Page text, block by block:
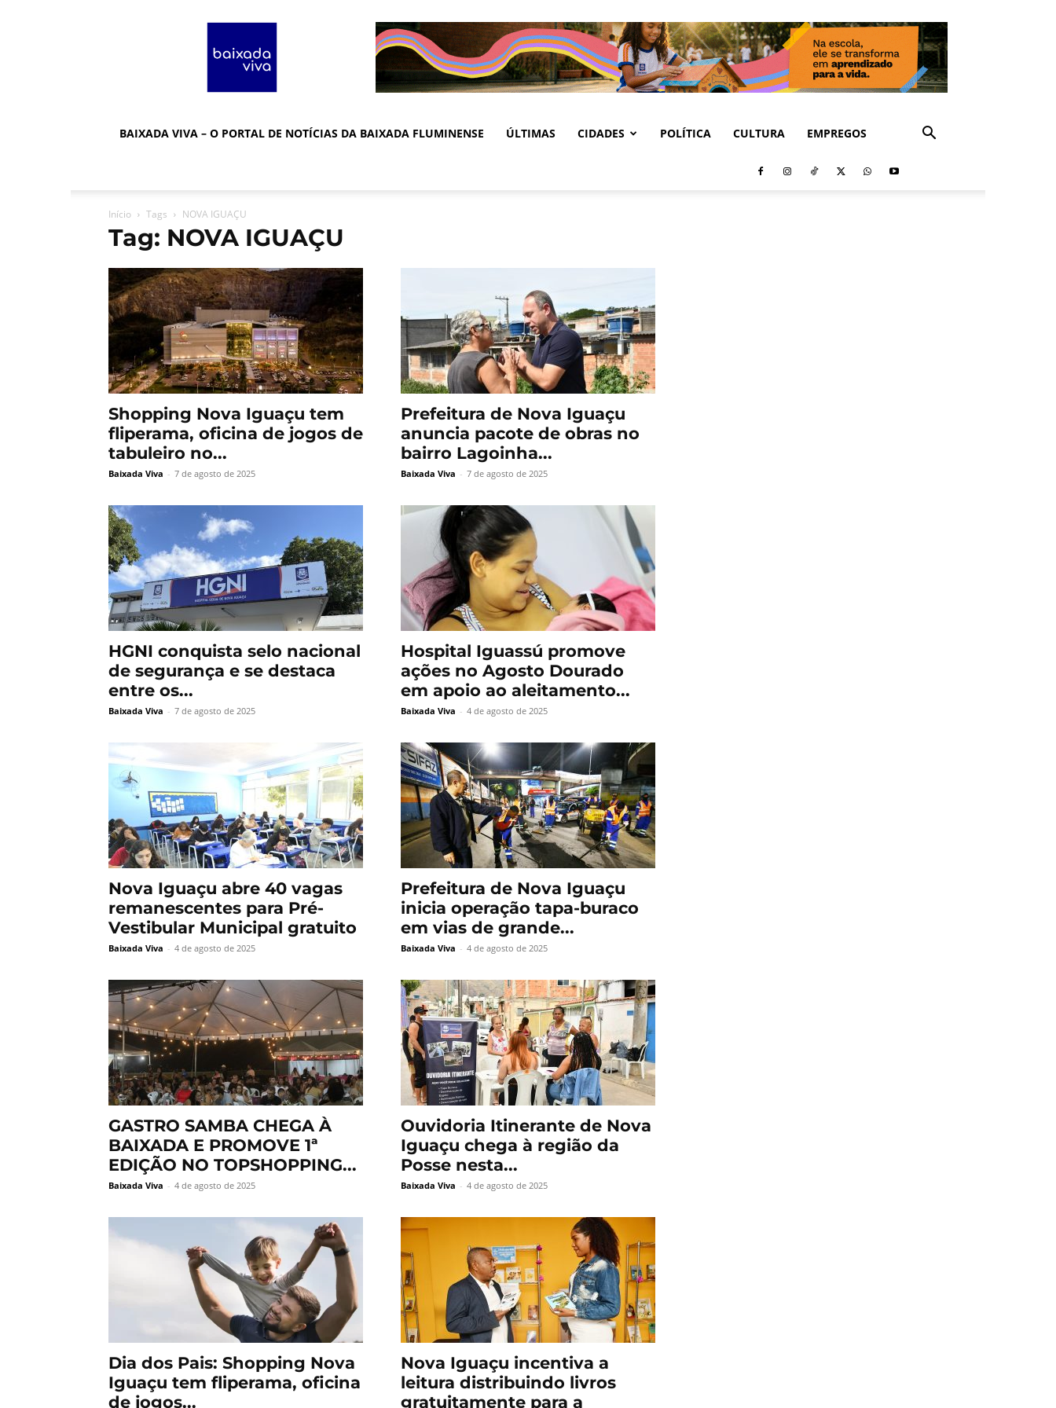
Viva
BAIXADA VIVA – O PORTAL DE NOTÍCIAS DA BAIXADA FLUMINENSE ÚLTIMAS CIDADES POLÍTICA CULTURA EMPREGOS
Início Tags NOVA IGUAÇU
Tag: NOVA IGUAÇU
Shopping Nova Iguaçu tem
fliperama, oficina de jogos de
tabuleiro no...
Baixada Viva - 7 de agosto de 2025
Prefeitura de Nova Iguaçu
anuncia pacote de obras no
bairro Lagoinha...
Baixada Viva - 7 de agosto de 2025
HGNI conquista selo nacional
de segurança e se destaca
entre os...
Baixada Viva - 7 de agosto de 2025
Hospital Iguassú promove
ações no Agosto Dourado
em apoio ao aleitamento...
Baixada Viva - 4 de agosto de 2025
Nova Iguaçu abre 40 vagas
remanescentes para Pré-
Vestibular Municipal gratuito
Baixada Viva - 4 de agosto de 2025
Prefeitura de Nova Iguaçu
inicia operação tapa-buraco
em vias de grande...
Baixada Viva - 4 de agosto de 2025
GASTRO SAMBA CHEGA À
BAIXADA E PROMOVE 1ª
EDIÇÃO NO TOPSHOPPING...
Baixada Viva - 4 de agosto de 2025
Ouvidoria Itinerante de Nova
Iguaçu chega à região da
Posse nesta...
Baixada Viva - 4 de agosto de 2025
Dia dos Pais: Shopping Nova
Iguaçu tem fliperama, oficina
de jogos...
Nova Iguaçu incentiva a
leitura distribuindo livros
gratuitamente para a